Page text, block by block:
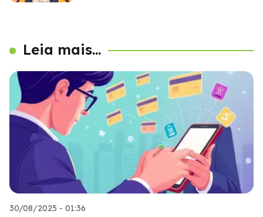
Leia mais...
30/08/2025 - 01:36